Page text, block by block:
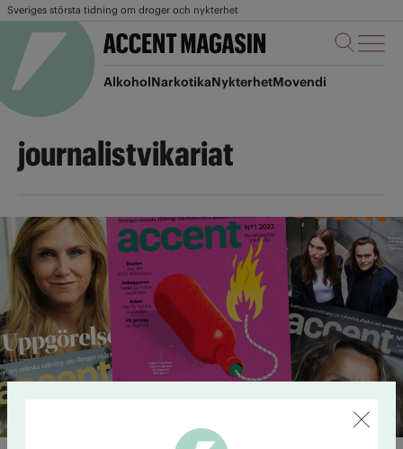
Sveriges största tidning om droger och nykterhet
AlkoholNarkotikaNykterhetMovendi
journalistvikariat